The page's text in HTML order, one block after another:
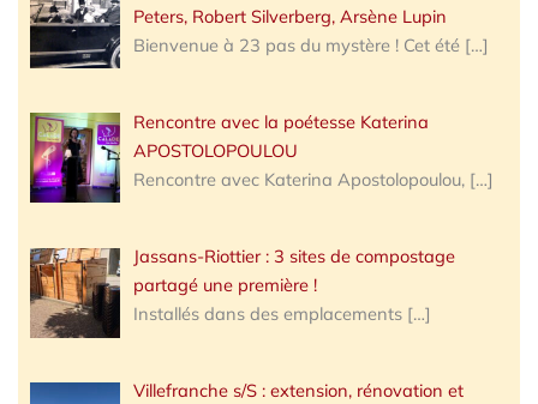
Peters, Robert Silverberg, Arsène Lupin
Bienvenue à 23 pas du mystère ! Cet été […]
Rencontre avec la poétesse Katerina
APOSTOLOPOULOU
Rencontre avec Katerina Apostolopoulou, […]
Jassans-Riottier : 3 sites de compostage
partagé une première !
Installés dans des emplacements […]
Villefranche s/S : extension, rénovation et